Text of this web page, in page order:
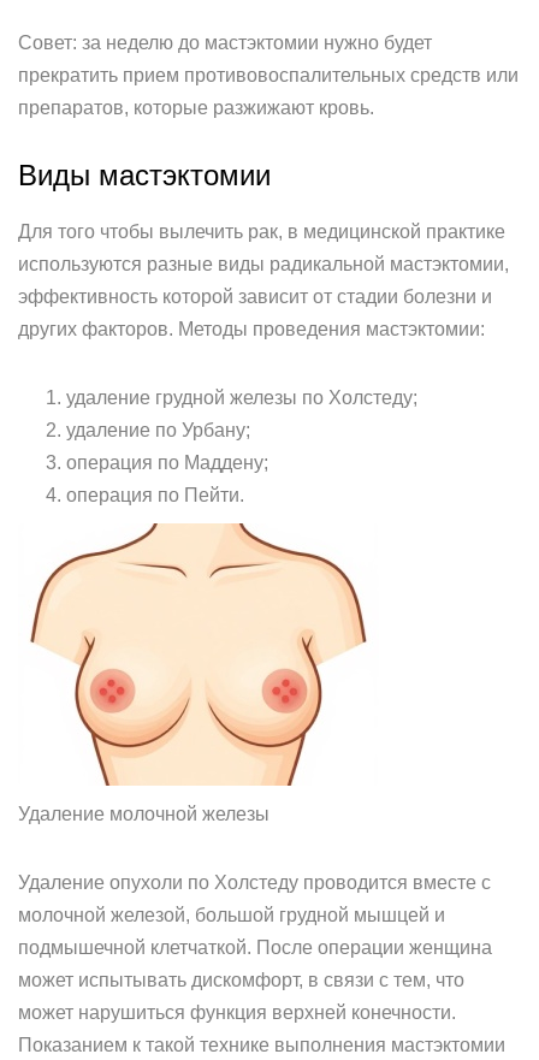
Совет: за неделю до мастэктомии нужно будет
прекратить прием противовоспалительных средств или
препаратов, которые разжижают кровь.
Виды мастэктомии
Для того чтобы вылечить рак, в медицинской практике
используются разные виды радикальной мастэктомии,
эффективность которой зависит от стадии болезни и
других факторов. Методы проведения мастэктомии:
удаление грудной железы по Холстеду;
удаление по Урбану;
операция по Маддену;
операция по Пейти.
Удаление молочной железы
Удаление опухоли по Холстеду проводится вместе с
молочной железой, большой грудной мышцей и
подмышечной клетчаткой. После операции женщина
может испытывать дискомфорт, в связи с тем, что
может нарушиться функция верхней конечности.
Показанием к такой технике выполнения мастэктомии